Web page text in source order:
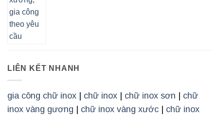
LIÊN KẾT NHANH
gia công chữ inox | chữ inox | chữ inox sơn | chữ
inox vàng gương | chữ inox vàng xước | chữ inox